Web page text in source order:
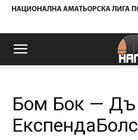
Бом Бок — Дъ
ЕкспендаБолс